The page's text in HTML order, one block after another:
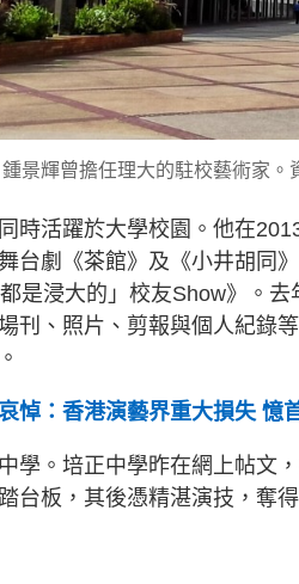
鍾景輝曾擔任理大的駐校藝術家。
時活躍於大學校園。他在
台劇《茶館》及《小井胡同
是浸大的」校友Show》。
刊、照片、剪報與個人紀錄
悼：香港演藝界重大損失 憶
學。培正中學昨在網上帖文
台板，其後憑精湛演技，奪